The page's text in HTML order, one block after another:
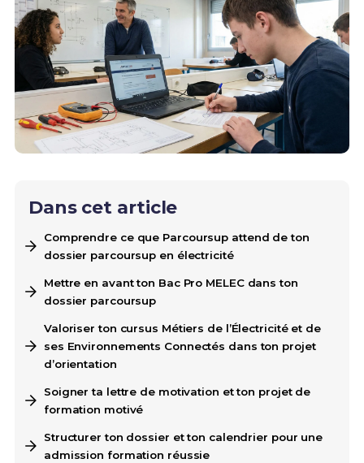
Dans cet article
Comprendre ce que Parcoursup attend de ton
dossier parcoursup en électricité
Mettre en avant ton Bac Pro MELEC dans ton
dossier parcoursup
Valoriser ton cursus Métiers de l’Électricité et de
ses Environnements Connectés dans ton projet
d’orientation
Soigner ta lettre de motivation et ton projet de
formation motivé
Structurer ton dossier et ton calendrier pour une
admission formation réussie